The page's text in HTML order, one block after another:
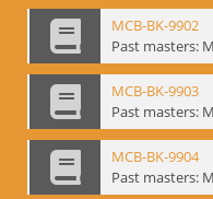
MCB-BK-9902
MCB-BK-9903
MCB-BK-9904